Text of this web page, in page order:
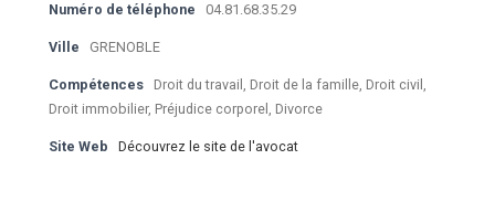
Numéro de téléphone 04.81.68.35.29
Ville GRENOBLE
Compétences
Droit du travail, Droit de la famille, Droit civil,
Droit immobilier, Préjudice corporel, Divorce
Site Web Découvrez le site de l'avocat